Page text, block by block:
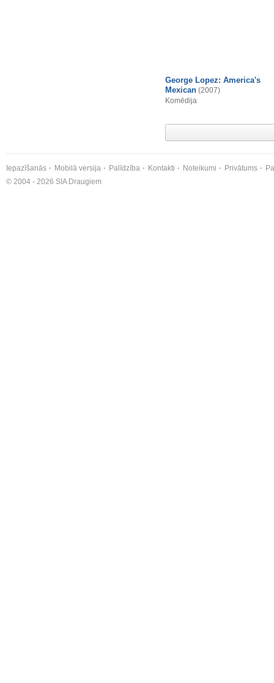
George Lopez: America's
Mexican (2007)
Komēdija
Iepazīšanās Mobilā versija Palīdzība Kontakti Noteikumi Privātums
© 2004 - 2026 SIA Draugiem